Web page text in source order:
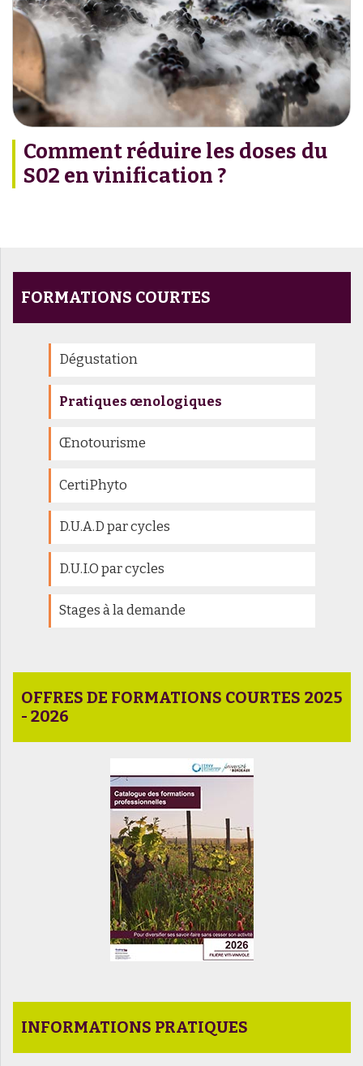
Comment réduire les doses du
S02 en vinification ?
FORMATIONS COURTES
Dégustation
Pratiques œnologiques
Œnotourisme
CertiPhyto
D.U.A.D par cycles
D.U.I.O par cycles
Stages à la demande
OFFRES DE FORMATIONS COURTES 2025
- 2026
INFORMATIONS PRATIQUES